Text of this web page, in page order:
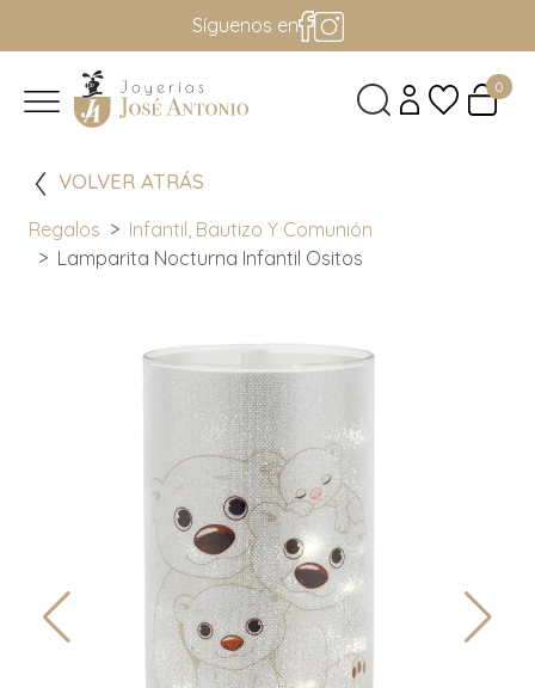
Síguenos en
0
VOLVER ATRÁS
Regalos
Infantil, Bautizo Y Comunión
Lamparita Nocturna Infantil Ositos